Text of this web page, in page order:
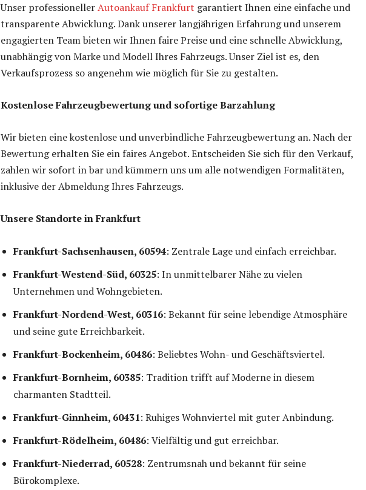
Unser professionellerAutoankauf Frankfurt garantiert Ihnen eine einfache und
transparente Abwicklung. Dank unserer langjährigen Erfahrung und unserem
engagierten Team bieten wir Ihnen faire Preise und eine schnelle Abwicklung,
unabhängig von Marke und Modell Ihres Fahrzeugs. Unser Ziel ist es, den
Verkaufsprozess so angenehm wie möglich für Sie zu gestalten.
Kostenlose Fahrzeugbewertung und sofortige Barzahlung
Wir bieten eine kostenlose und unverbindliche Fahrzeugbewertung an. Nach der
Bewertung erhalten Sie ein faires Angebot. Entscheiden Sie sich für den Verkauf,
zahlen wir sofort in bar und kümmern uns um alle notwendigen Formalitäten,
inklusive der Abmeldung Ihres Fahrzeugs.
Unsere Standorte in Frankfurt
Frankfurt-Sachsenhausen, 60594: Zentrale Lage und einfach erreichbar.
Frankfurt-Westend-Süd, 60325: In unmittelbarer Nähe zu vielen
Unternehmen und Wohngebieten.
Frankfurt-Nordend-West, 60316: Bekannt für seine lebendige Atmosphäre
und seine gute Erreichbarkeit.
Frankfurt-Bockenheim, 60486: Beliebtes Wohn- und Geschäftsviertel.
Frankfurt-Bornheim, 60385: Tradition trifft auf Moderne in diesem
charmanten Stadtteil.
Frankfurt-Ginnheim, 60431: Ruhiges Wohnviertel mit guter Anbindung.
Frankfurt-Rödelheim, 60486: Vielfältig und gut erreichbar.
Frankfurt-Niederrad, 60528: Zentrumsnah und bekannt für seine
Bürokomplexe.